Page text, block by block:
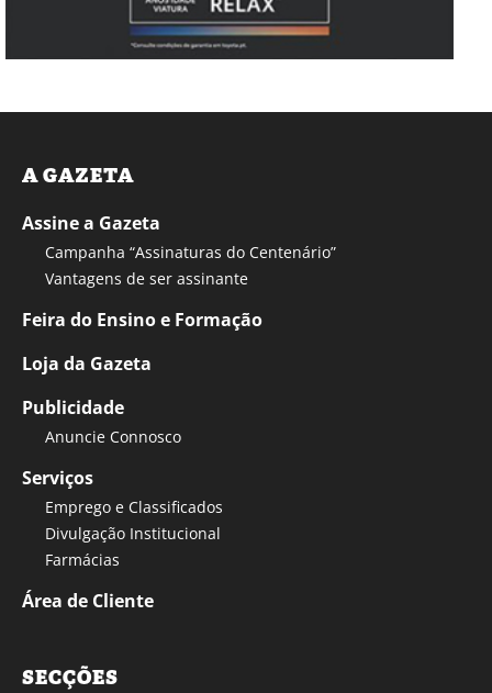
A GAZETA
Assine a Gazeta
Campanha “Assinaturas do Centenário”
Vantagens de ser assinante
Feira do Ensino e Formação
Loja da Gazeta
Publicidade
Anuncie Connosco
Serviços
Emprego e Classificados
Divulgação Institucional
Farmácias
Área de Cliente
SECÇÕES